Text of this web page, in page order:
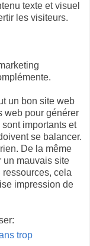
texte et visuel
les visiteurs.
un bon site web
web pour générer
importants et
se balancer.
De la même
un mauvais site
cela
impression de
trop